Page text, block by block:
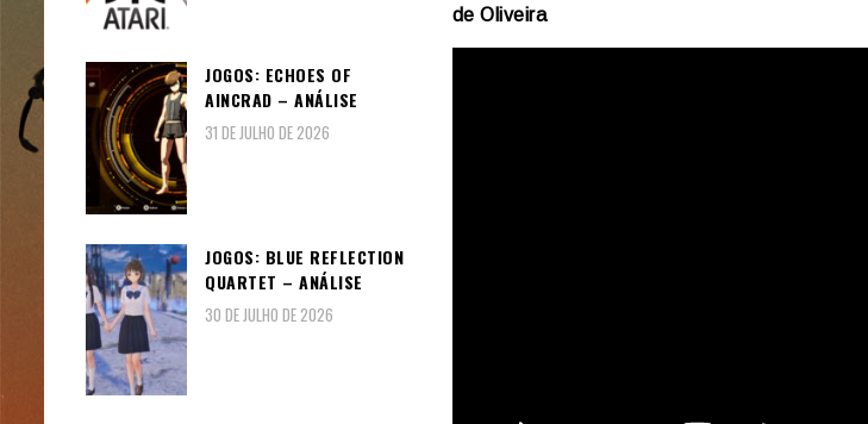
de Oliveira
JOGOS: ECHOES OF
AINCRAD – ANÁLISE
31 DE JULHO DE 2026
JOGOS: BLUE REFLECTION
QUARTET – ANÁLISE
30 DE JULHO DE 2026